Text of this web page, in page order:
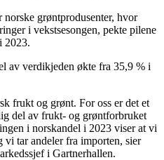
grøntprodusenter, hvor
i vekstsesongen, pekte pilene
2023.
av verdikjeden økte fra 35,9 % i
frukt og grønt. For oss er det et
del av frukt- og grøntforbruket
i norskandel i 2023 viser at vi
vi tar andeler fra importen, sier
i Gartnerhallen.